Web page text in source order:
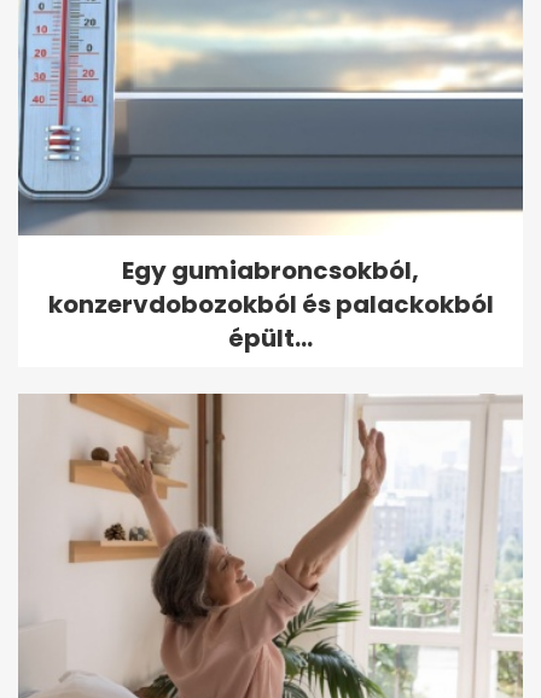
Egy gumiabroncsokból,
konzervdobozokból és palackokból
épült...